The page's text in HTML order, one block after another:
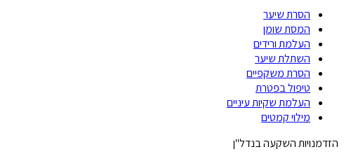
הסרת שיער
המסת שומן
העלמת ורידים
השתלת שיער
הסרת משקפיים
טיפול בפטרת
העלמת שקיות עיניים
מילוי קמטים
הזדמנויות השקעה בנדל"ן